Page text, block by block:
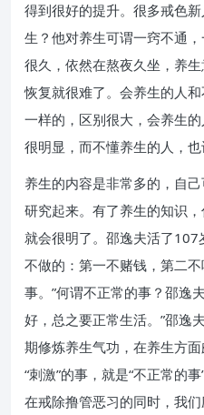
得到很好的提升。很多戒色
生？他对养生可谓一窍不通
很久，依然在熬夜久坐，养
恢复就很难了。会养生的人
一样的，区别很大，会养生
很明显，而不懂养生的人，也
养生的内容是非常多的，自
研究起来。有了养生的知识
就会很明了。邵逸夫活了107
不做的：第一不赌钱，第二
事。”何谓不正常的事？邵逸
好，总之要正常生活。”邵逸
期修炼养生气功，在养生方
“刺激”的事，就是“不正常的
在戒除撸管恶习的同时，我们